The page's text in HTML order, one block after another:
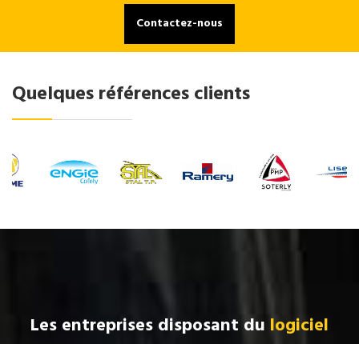
Contactez-nous
Quelques références clients
Les entreprises disposant du logiciel